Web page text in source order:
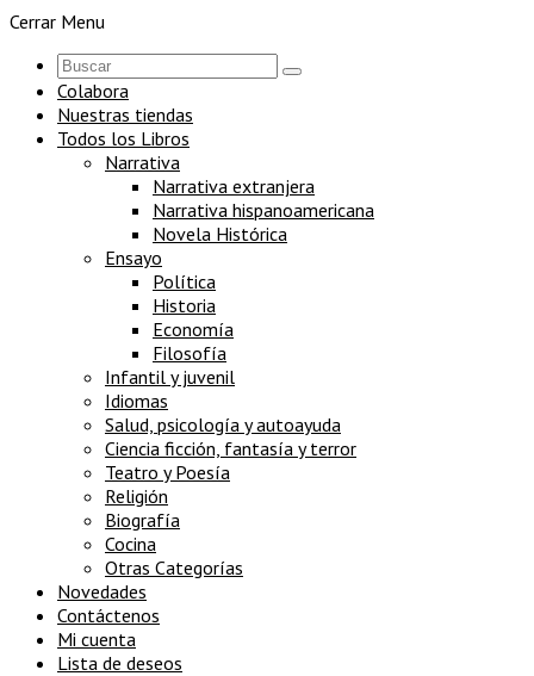
Cerrar Menu
Colabora
Nuestras tiendas
Todos los Libros
Narrativa
Narrativa extranjera
Narrativa hispanoamericana
Novela Histórica
Ensayo
Política
Historia
Economía
Filosofía
Infantil y juvenil
Idiomas
Salud, psicología y autoayuda
Ciencia ficción, fantasía y terror
Teatro y Poesía
Religión
Biografía
Cocina
Otras Categorías
Novedades
Contáctenos
Mi cuenta
Lista de deseos